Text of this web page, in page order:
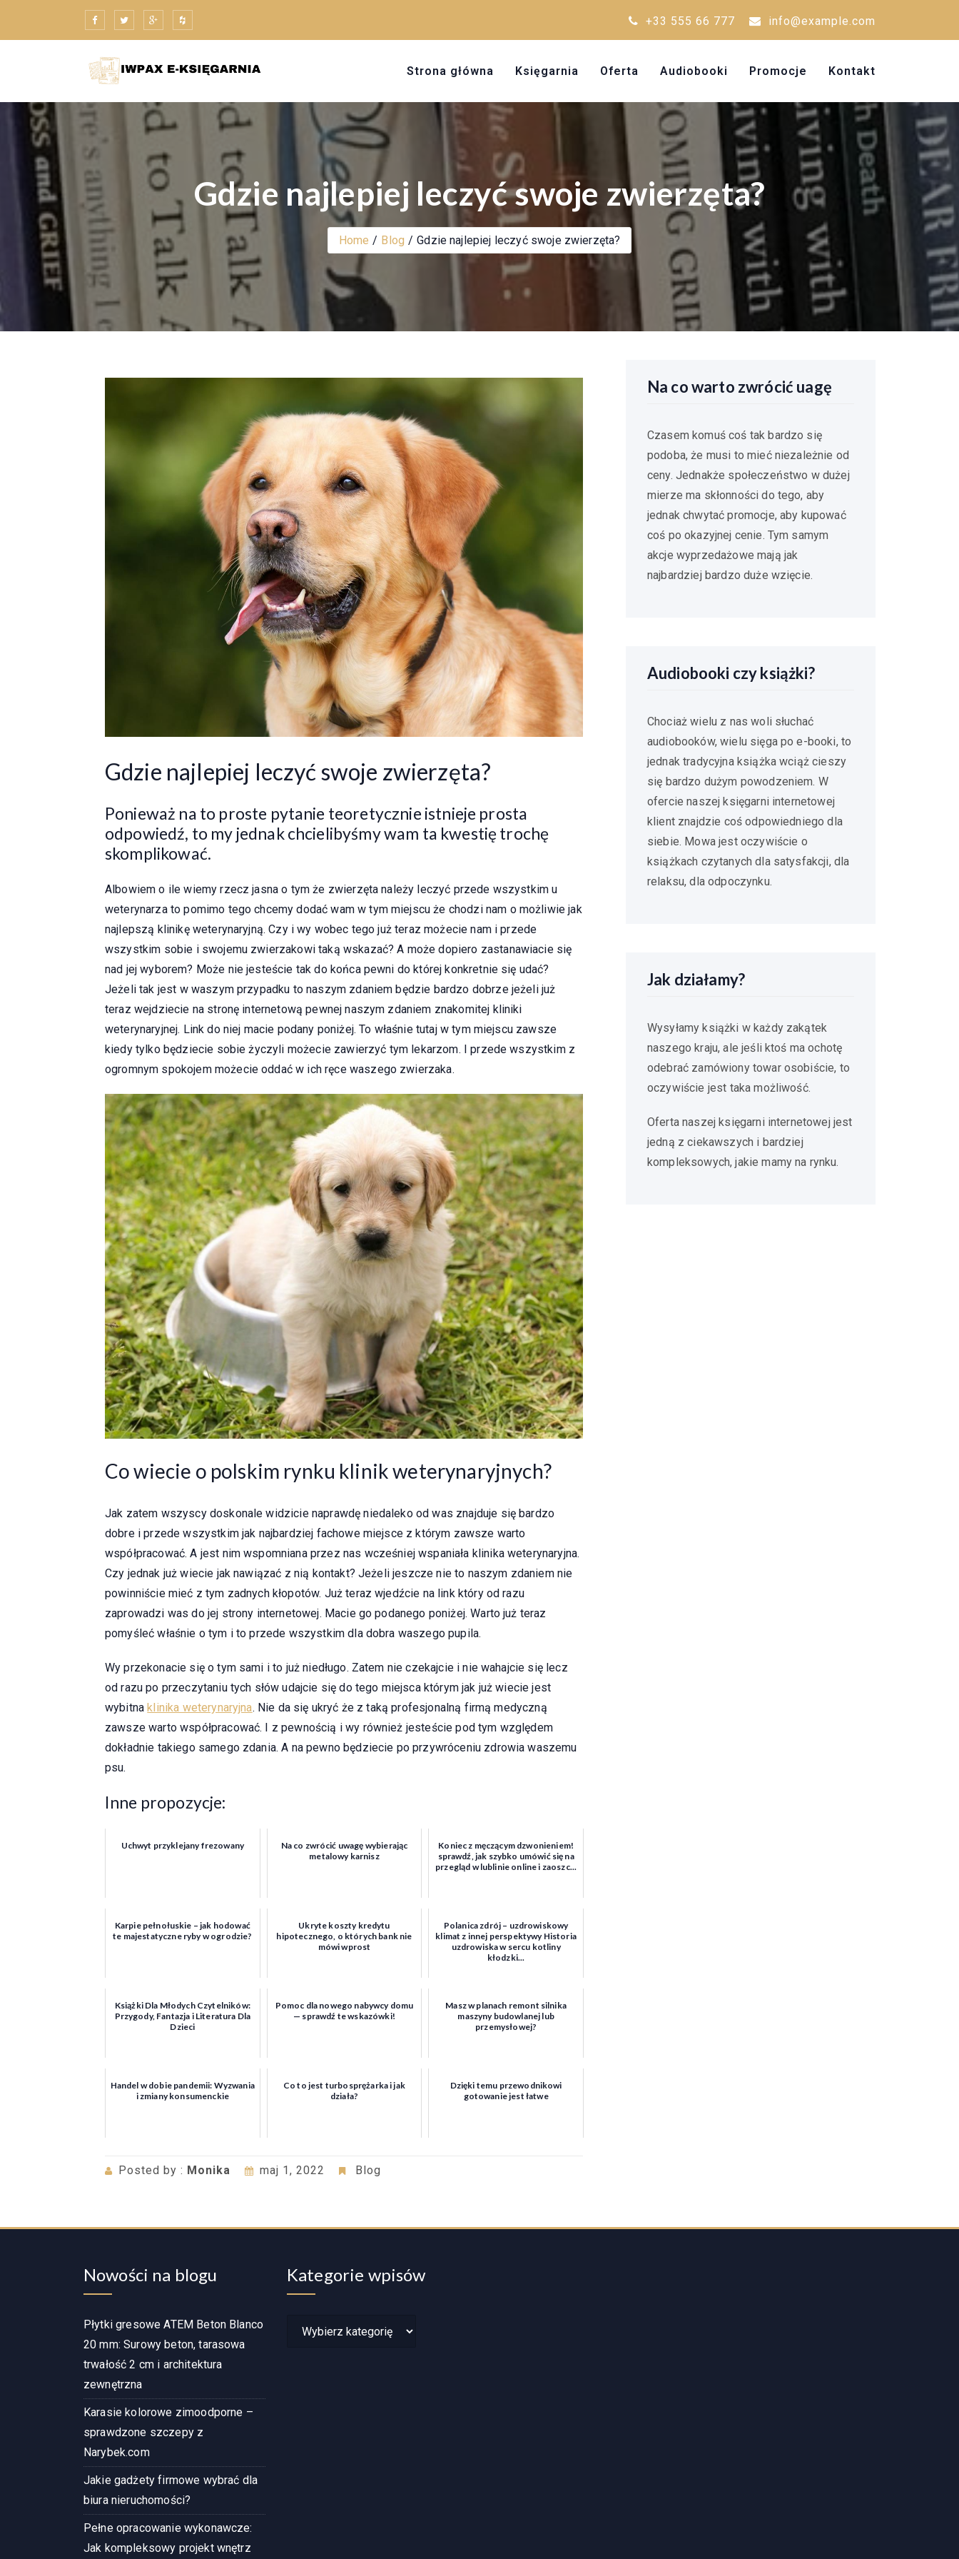
+33 555 66 777 info@example.com
Strona główna Księgarnia Oferta Audiobooki Promocje Kontakt
Gdzie najlepiej leczyć swoje zwierzęta?
Home Blog Gdzie najlepiej leczyć swoje zwierzęta?
Gdzie najlepiej leczyć swoje zwierzęta?
Ponieważ na to proste pytanie teoretycznie istnieje prosta
odpowiedź, to my jednak chcielibyśmy wam ta kwestię trochę
skomplikować.
Albowiem o ile wiemy rzecz jasna o tym że zwierzęta należy leczyć przede wszystkim u
weterynarza to pomimo tego chcemy dodać wam w tym miejscu że chodzi nam o możliwie jak
najlepszą klinikę weterynaryjną. Czy i wy wobec tego już teraz możecie nam i przede
wszystkim sobie i swojemu zwierzakowi taką wskazać? A może dopiero zastanawiacie się
nad jej wyborem? Może nie jesteście tak do końca pewni do której konkretnie się udać?
Jeżeli tak jest w waszym przypadku to naszym zdaniem będzie bardzo dobrze jeżeli już
teraz wejdziecie na stronę internetową pewnej naszym zdaniem znakomitej kliniki
weterynaryjnej. Link do niej macie podany poniżej. To właśnie tutaj w tym miejscu zawsze
kiedy tylko będziecie sobie życzyli możecie zawierzyć tym lekarzom. I przede wszystkim z
ogromnym spokojem możecie oddać w ich ręce waszego zwierzaka.
Co wiecie o polskim rynku klinik weterynaryjnych?
Jak zatem wszyscy doskonale widzicie naprawdę niedaleko od was znajduje się bardzo
dobre i przede wszystkim jak najbardziej fachowe miejsce z którym zawsze warto
współpracować. A jest nim wspomniana przez nas wcześniej wspaniała klinika weterynaryjna.
Czy jednak już wiecie jak nawiązać z nią kontakt? Jeżeli jeszcze nie to naszym zdaniem nie
powinniście mieć z tym zadnych kłopotów. Już teraz wjedźcie na link który od razu
zaprowadzi was do jej strony internetowej. Macie go podanego poniżej. Warto już teraz
pomyśleć właśnie o tym i to przede wszystkim dla dobra waszego pupila.
Wy przekonacie się o tym sami i to już niedługo. Zatem nie czekajcie i nie wahajcie się lecz
od razu po przeczytaniu tych słów udajcie się do tego miejsca którym jak już wiecie jest
wybitnaklinika weterynaryjna. Nie da się ukryć że z taką profesjonalną firmą medyczną
zawsze warto współpracować. I z pewnością i wy również jesteście pod tym względem
dokładnie takiego samego zdania. A na pewno będziecie po przywróceniu zdrowia waszemu
psu.
Inne propozycje:
Uchwyt przyklejany frezowany
Na co zwrócić uwagę wybierając
metalowy karnisz
Koniec z męczącym dzwonieniem!
sprawdź, jak szybko umówić się na
przegląd w lublinie online i zaoszc...
Karpie pełnołuskie – jak hodować
te majestatyczne ryby w ogrodzie?
Ukryte koszty kredytu
hipotecznego, o których bank nie
mówi wprost
Polanica zdrój – uzdrowiskowy
klimat z innej perspektywy Historia
uzdrowiska w sercu kotliny
kłodzki...
Książki Dla Młodych Czytelników:
Przygody, Fantazja i Literatura Dla
Dzieci
Pomoc dla nowego nabywcy domu
— sprawdź te wskazówki!
Masz w planach remont silnika
maszyny budowlanej lub
przemysłowej?
Handel w dobie pandemii: Wyzwania
i zmiany konsumenckie
Co to jest turbosprężarka i jak
działa?
Dzięki temu przewodnikowi
gotowanie jest łatwe
Posted by : Monika maj 1, 2022 Blog
Na co warto zwrócić uagę
Czasem komuś coś tak bardzo się
podoba, że musi to mieć niezależnie od
ceny. Jednakże społeczeństwo w dużej
mierze ma skłonności do tego, aby
jednak chwytać promocje, aby kupować
coś po okazyjnej cenie. Tym samym
akcje wyprzedażowe mają jak
najbardziej bardzo duże wzięcie.
Audiobooki czy książki?
Chociaż wielu z nas woli słuchać
audiobooków, wielu sięga po e-booki, to
jednak tradycyjna książka wciąż cieszy
się bardzo dużym powodzeniem. W
ofercie naszej księgarni internetowej
klient znajdzie coś odpowiedniego dla
siebie. Mowa jest oczywiście o
książkach czytanych dla satysfakcji, dla
relaksu, dla odpoczynku.
Jak działamy?
Wysyłamy książki w każdy zakątek
naszego kraju, ale jeśli ktoś ma ochotę
odebrać zamówiony towar osobiście, to
oczywiście jest taka możliwość.
Oferta naszej księgarni internetowej jest
jedną z ciekawszych i bardziej
kompleksowych, jakie mamy na rynku.
Nowości na blogu
Płytki gresowe ATEM Beton Blanco
20 mm: Surowy beton, tarasowa
trwałość 2 cm i architektura
zewnętrzna
Karasie kolorowe zimoodporne –
sprawdzone szczepy z
Narybek.com
Jakie gadżety firmowe wybrać dla
biura nieruchomości?
Pełne opracowanie wykonawcze:
Jak kompleksowy projekt wnętrz
Kategorie wpisów